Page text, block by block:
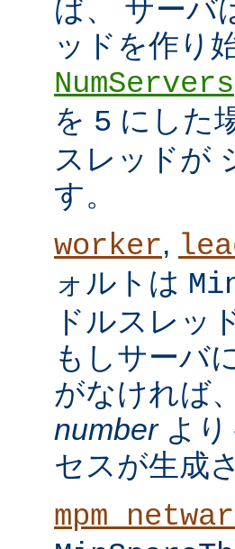
ば、 サーバ
ッドを作り
NumServers
を 5 にした
スレッドが
す。
worker,
ォルトは
ドルスレッ
もしサーバ
がなければ
numberより
セスが生成